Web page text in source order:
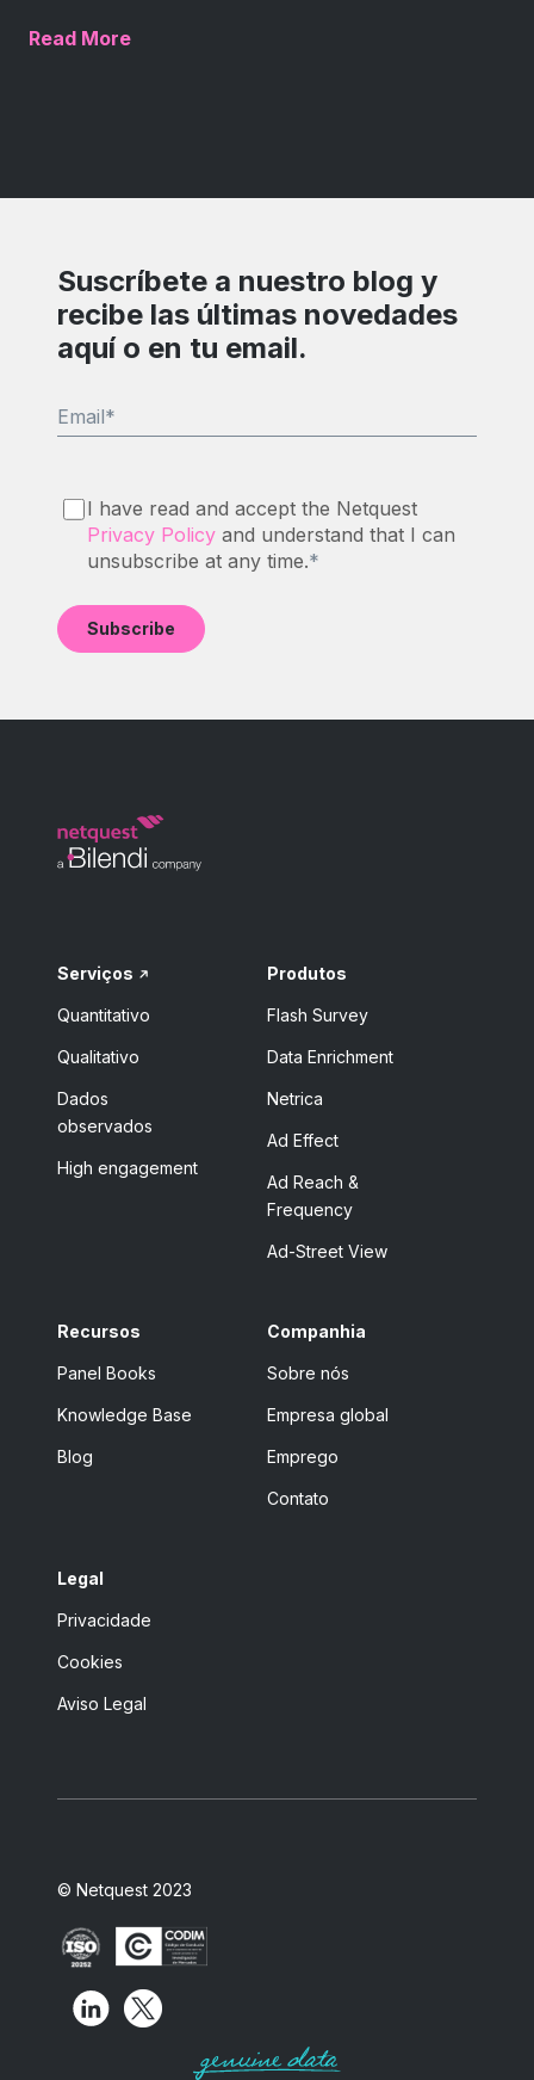
Read More
Suscríbete a nuestro blog y
recibe las últimas novedades
aquí o en tu email.
Email*
I have read and accept the Netquest
Privacy Policyand understand that I can
unsubscribe at any time.*
Serviços
Quantitativo
Qualitativo
Dados
observados
High engagement
Produtos
Flash Survey
Data Enrichment
Netrica
Ad Effect
Ad Reach &
Frequency
Ad-Street View
Recursos
Panel Books
Knowledge Base
Blog
Companhia
Sobre nós
Empresa global
Emprego
Contato
Legal
Privacidade
Cookies
Aviso Legal
© Netquest 2023